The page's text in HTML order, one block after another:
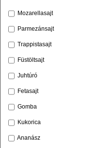
Mozarellasajt
Parmezánsajt
Trappistasajt
Füstöltsajt
Juhtúró
Fetasajt
Gomba
Kukorica
Ananász